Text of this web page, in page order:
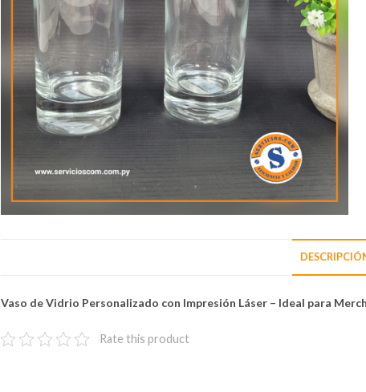
Vaso de Vidrio Personalizado con Impresión Láser – Ideal para
Rate this product